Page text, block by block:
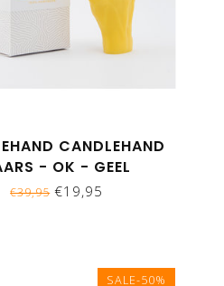
CANDLEHAND
- OK - GEEL
€39,95€19,95
SALE-50%